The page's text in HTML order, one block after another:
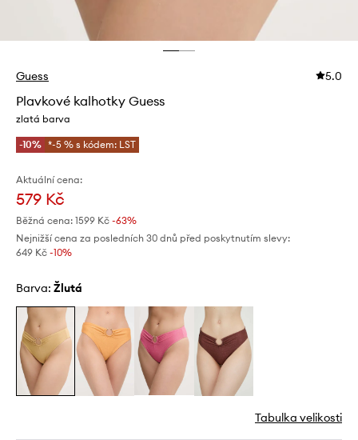
Guess 5.0
Plavkové kalhotky Guess
zlatá barva
-10% *-5 % s kódem: LST
Aktuální cena:
579 Kč
Běžná cena: 1599 Kč -63%
Nejnižší cena za posledních 30 dnů před poskytnutím slevy:
649 Kč -10%
Barva: žlutá
Tabulka velikosti